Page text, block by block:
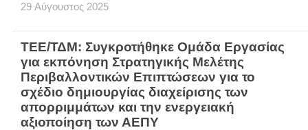
29 Αύγουστος 2025
ΤΕΕ/ΤΔΜ: Συγκροτήθηκε Ομάδα Εργασίας
για εκπόνηση Στρατηγικής Μελέτης
Περιβαλλοντικών Επιπτώσεων για το
σχέδιο δημιουργίας διαχείρισης των
απορριμμάτων και την ενεργειακή
αξιοποίηση των ΑΕΠΥ